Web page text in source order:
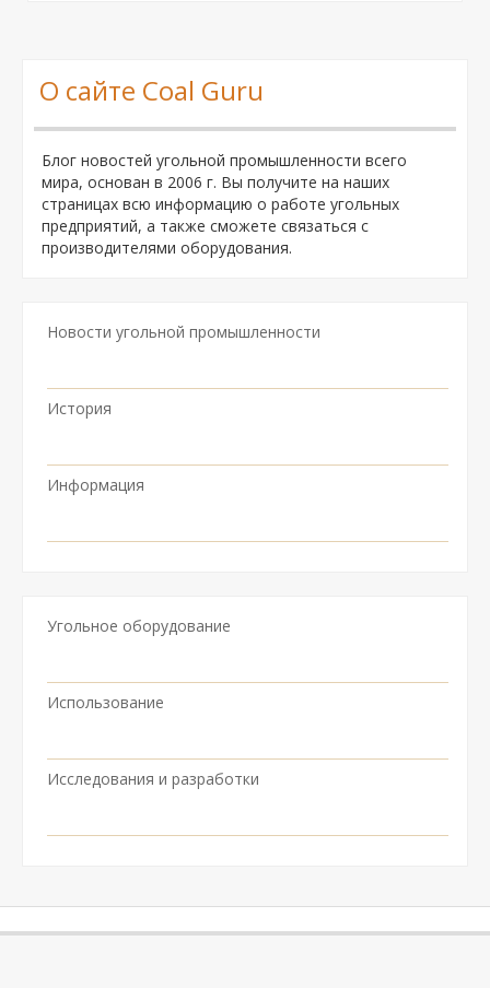
О сайте Coal Guru
Блог новостей угольной промышленности всего
мира, основан в 2006 г. Вы получите на наших
страницах всю информацию о работе угольных
предприятий, а также сможете связаться с
производителями оборудования.
Новости угольной промышленности
История
Информация
Угольное оборудование
Использование
Исследования и разработки